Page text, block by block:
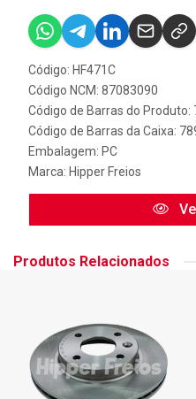
Código: HF471C
Código NCM: 87083090
Código de Barras do Produto:
Código de Barras da Caixa:
Embalagem: PC
Marca: Hipper Freios
Produtos Relacionados